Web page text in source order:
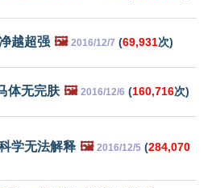
越超强 🖼️ 2016/12/7 (69,931次)
体无完肤 🖼️ 2016/12/6 (160,716次)
学无法解释 🖼️ 2016/12/5 (284,070